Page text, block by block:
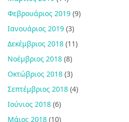
Φεβρουάριος 2019 (9)
Ιανουάριος 2019 (3)
Δεκέμβριος 2018 (11)
Νοέμβριος 2018 (8)
Οκτώβριος 2018 (3)
Σεπτέμβριος 2018 (4)
Ιούνιος 2018 (6)
Μάιος 2018 (10)